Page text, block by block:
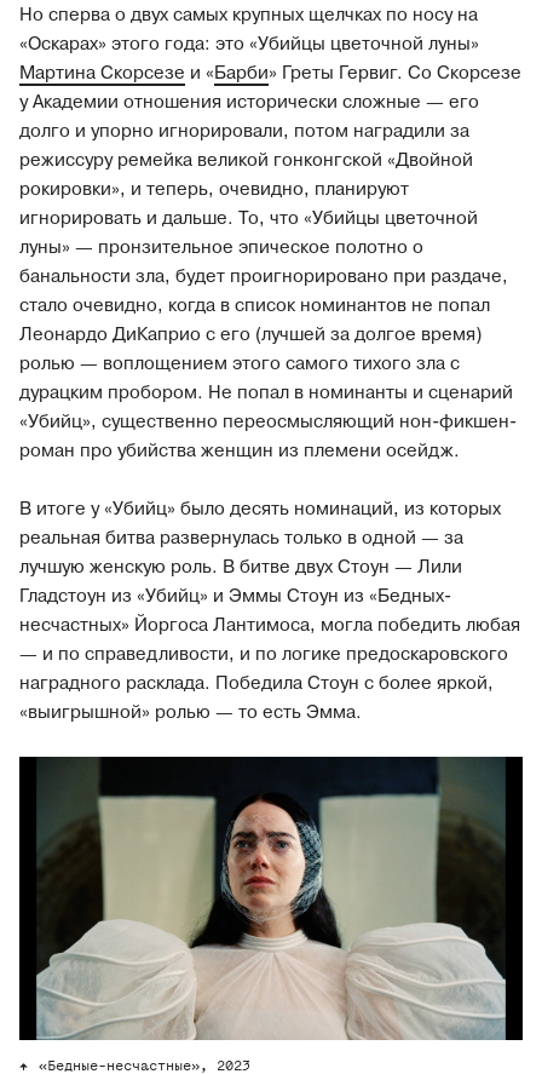
Но сперва о двух самых крупных щелчках по носу на
«Оскарах» этого года: это «Убийцы цветочной луны»
Мартина Скорсезе и «Барби» Греты Гервиг. Со Скорсезе
у Академии отношения исторически сложные — его
долго и упорно игнорировали, потом наградили за
режиссуру ремейка великой гонконгской «Двойной
рокировки», и теперь, очевидно, планируют
игнорировать и дальше. То, что «Убийцы цветочной
луны» — пронзительное эпическое полотно о
банальности зла, будет проигнорировано при раздаче,
стало очевидно, когда в список номинантов не попал
Леонардо ДиКаприо с его (лучшей за долгое время)
ролью — воплощением этого самого тихого зла с
дурацким пробором. Не попал в номинанты и сценарий
«Убийц», существенно переосмысляющий нон-фикшен-
роман про убийства женщин из племени осейдж.
В итоге у «Убийц» было десять номинаций, из которых
реальная битва развернулась только в одной — за
лучшую женскую роль. В битве двух Стоун — Лили
Гладстоун из «Убийц» и Эммы Стоун из «Бедных-
несчастных» Йоргоса Лантимоса, могла победить любая
— и по справедливости, и по логике предоскаровского
наградного расклада. Победила Стоун с более яркой,
«выигрышной» ролью — то есть Эмма.
«Бедные-несчастные», 2023